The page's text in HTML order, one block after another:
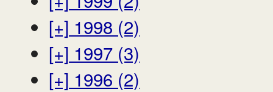
[+] 1998 (2)
[+] 1997 (3)
[+] 1996 (2)